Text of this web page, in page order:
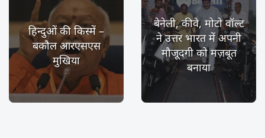
हिन्दुओं की किस्में –
बकौल आरएसएस
मुखिया
बेनेली, कीवे, मोटो वॉल्ट
ने उत्तर भारत में अपनी
मौजूदगी को मज़बूत
बनाया